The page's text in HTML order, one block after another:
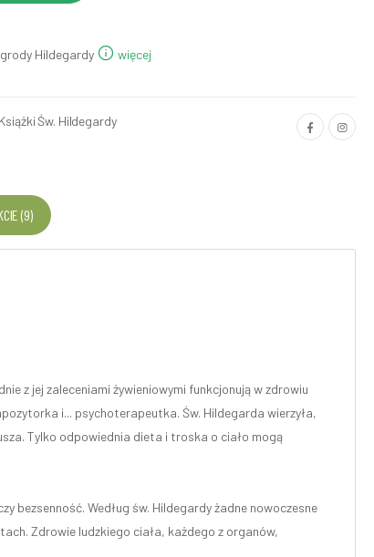
Hildegardy więcej
Książki Św. Hildegardy
(9)
z jej zaleceniami żywieniowymi funkcjonują w zdrowiu
i... psychoterapeutka. Św. Hildegarda wierzyła,
Tylko odpowiednia dieta i troska o ciało mogą
bezsenność. Według św. Hildegardy żadne nowoczesne
Zdrowie ludzkiego ciała, każdego z organów,